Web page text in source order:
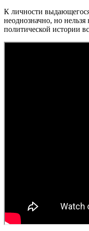
К личности
неоднозначно, но
политической истории